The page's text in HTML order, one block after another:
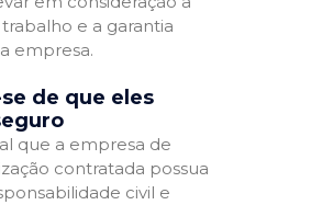
e a garantia
empresa.
de que eles
que a empresa de
contratada possua
civil e